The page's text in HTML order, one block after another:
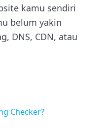
kamu sendiri
belum yakin
DNS, CDN, atau
Checker?